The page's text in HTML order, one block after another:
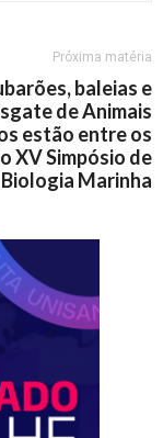
Próxima matéria
baleias e
de Animais
estão entre os
XV Simpósio de
Biologia Marinha